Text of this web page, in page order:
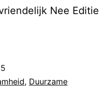
Nee Editie
, Duurzame